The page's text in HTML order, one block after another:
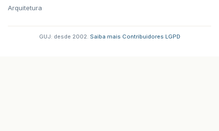
Arquitetura
GUJ: desde 2002. Saiba mais Contribuidores LGPD